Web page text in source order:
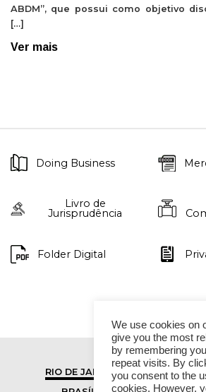
ABDM”, que possui como objetivo
[…]
Ver mais
Doing Business
Livro de
Jurisprudência
Folder Digital
RIO DE JANEIRO
We use cookies on
give you the most
by remembering
repeat visits. By
you consent to the
cookies. However,